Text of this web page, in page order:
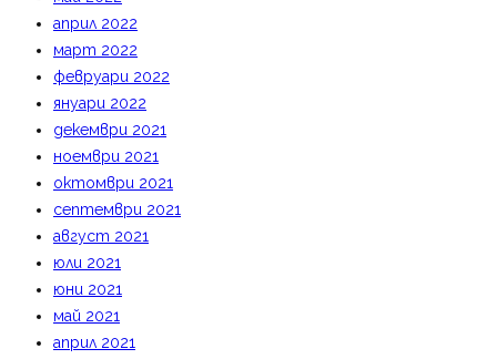
април 2022
март 2022
февруари 2022
януари 2022
декември 2021
ноември 2021
октомври 2021
септември 2021
август 2021
юли 2021
юни 2021
май 2021
април 2021